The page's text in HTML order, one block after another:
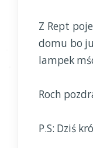
Z Rept
domu bo
lampek
Roch
P.S: Dziś